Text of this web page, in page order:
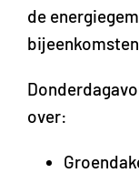
de
over: